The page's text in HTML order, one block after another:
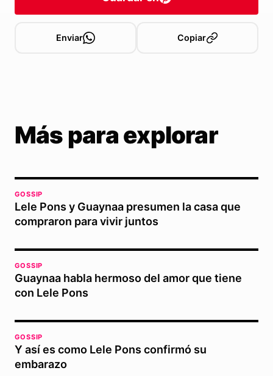
Enviar Copiar
Más para explorar
GOSSIP
Lele Pons y Guaynaa presumen la casa que
compraron para vivir juntos
GOSSIP
Guaynaa habla hermoso del amor que tiene
con Lele Pons
GOSSIP
Y así es como Lele Pons confirmó su
embarazo